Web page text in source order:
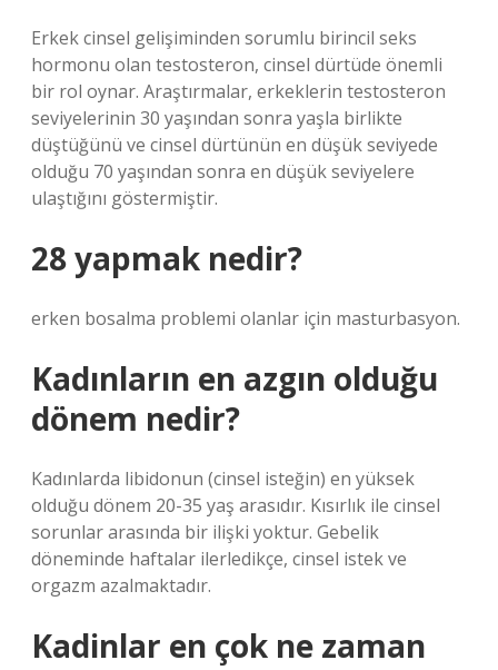
Erkek cinsel gelişiminden sorumlu birincil seks
hormonu olan testosteron, cinsel dürtüde önemli
bir rol oynar. Araştırmalar, erkeklerin testosteron
seviyelerinin 30 yaşından sonra yaşla birlikte
düştüğünü ve cinsel dürtünün en düşük seviyede
olduğu 70 yaşından sonra en düşük seviyelere
ulaştığını göstermiştir.
28 yapmak nedir?
erken bosalma problemi olanlar için masturbasyon.
Kadınların en azgın olduğu
dönem nedir?
Kadınlarda libidonun (cinsel isteğin) en yüksek
olduğu dönem 20-35 yaş arasıdır. Kısırlık ile cinsel
sorunlar arasında bir ilişki yoktur. Gebelik
döneminde haftalar ilerledikçe, cinsel istek ve
orgazm azalmaktadır.
Kadinlar en çok ne zaman